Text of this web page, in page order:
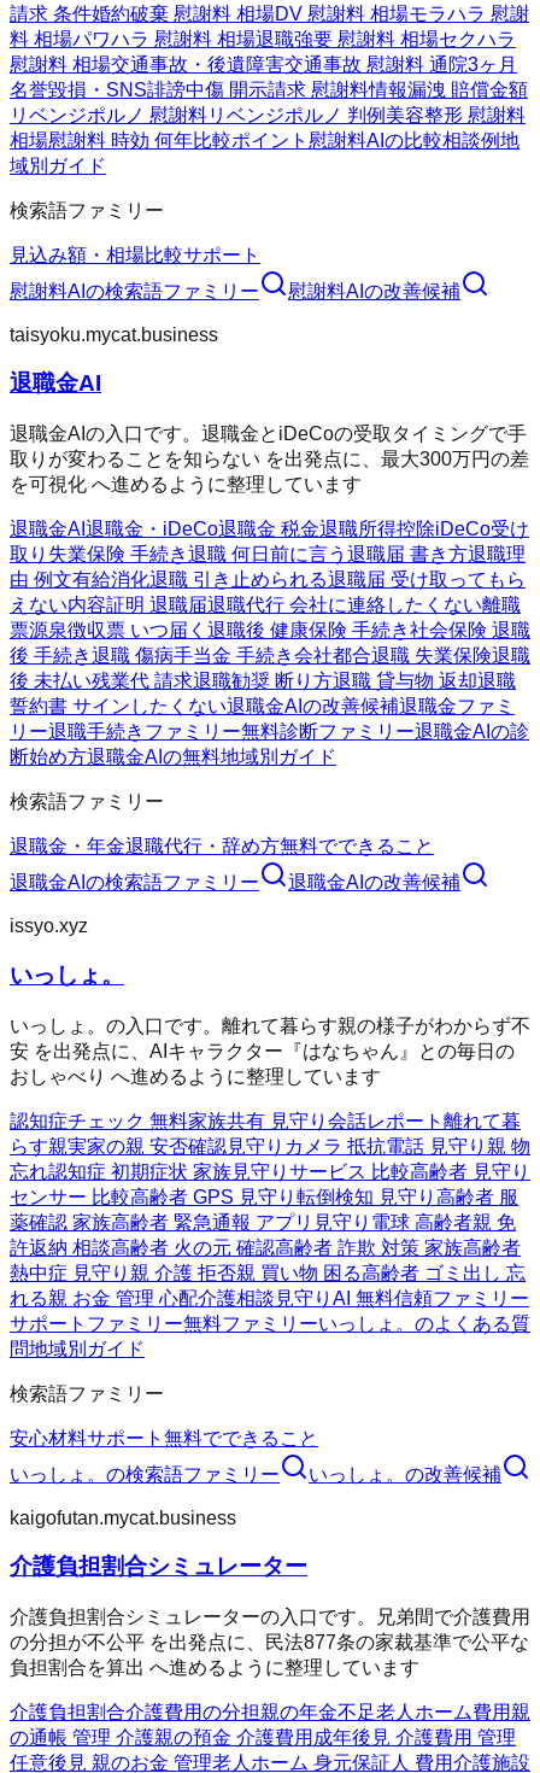
請求 条件婚約破棄 慰謝料 相場DV 慰謝料 相場モラハラ 慰謝
料 相場パワハラ 慰謝料 相場退職強要 慰謝料 相場セクハラ
慰謝料 相場交通事故・後遺障害交通事故 慰謝料 通院3ヶ月
名誉毀損・SNS誹謗中傷 開示請求 慰謝料情報漏洩 賠償金額
リベンジポルノ 慰謝料リベンジポルノ 判例 美容整形 慰謝料
相場慰謝料 時効 何年比較ポイント 慰謝料AIの比較相談例地
域別ガイド
検索語ファミリー
見込み額・相場比較サポート
慰謝料AI の検索語ファミリー 慰謝料AI の改善候補
taisyoku.mycat.business
退職金AI
退職金AIの入口です。退職金とiDeCoの受取タイミングで手
取りが変わることを知らない を出発点に、最大300万円の差
を可視化 へ進めるように整理しています
退職金AI 退職金・iDeCo退職金 税金退職所得控除iDeCo受け
取り 失業保険 手続き退職 何日前に言う 退職届 書き方退職理
由 例文有給消化退職 引き止められる退職届 受け取ってもら
えない内容証明 退職届退職代行 会社に連絡したくない離職
票源泉徴収票 いつ届く 退職後 健康保険 手続き社会保険 退職
後 手続き退職 傷病手当金 手続き会社都合退職 失業保険退職
後 未払い残業代 請求退職勧奨 断り方退職 貸与物 返却退職
誓約書 サインしたくない退職金AIの改善候補退職金ファミ
リー退職手続きファミリー無料診断ファミリー退職金AIの診
断始め方退職金AIの無料地域別ガイド
検索語ファミリー
退職金・年金退職代行・辞め方無料でできること
退職金AI の検索語ファミリー 退職金AI の改善候補
issyo.xyz
いっしょ。
いっしょ。の入口です。離れて暮らす親の様子がわからず不
安 を出発点に、AIキャラクター『はなちゃん』との毎日の
おしゃべり へ進めるように整理しています
認知症チェック 無料家族共有 見守り 会話レポート 離れて暮
らす親実家の親 安否確認見守りカメラ 抵抗電話 見守り 親 物
忘れ認知症 初期症状 家族見守りサービス 比較高齢者 見守り
センサー 比較高齢者 GPS 見守り 転倒検知 見守り 高齢者 服
薬確認 家族高齢者 緊急通報 アプリ 見守り電球 高齢者親 免
許返納 相談高齢者 火の元 確認高齢者 詐欺 対策 家族高齢者
熱中症 見守り 親 介護 拒否親 買い物 困る高齢者 ゴミ出し 忘
れる親 お金 管理 心配介護相談 見守りAI 無料信頼ファミリー
サポートファミリー無料ファミリーいっしょ。のよくある質
問地域別ガイド
検索語ファミリー
安心材料サポート 無料でできること
いっしょ。 の検索語ファミリー いっしょ。 の改善候補
kaigofutan.mycat.business
介護負担割合シミュレーター
介護負担割合シミュレーターの入口です。兄弟間で介護費用
の分担が不公平 を出発点に、民法877条の家裁基準で公平な
負担割合を算出 へ進めるように整理しています
介護負担割合介護費用の分担親の年金不足老人ホーム費用 親
の通帳 管理 介護親の預金 介護費用 成年後見 介護費用 管理
任意後見 親のお金 管理老人ホーム 身元保証人 費用介護施設